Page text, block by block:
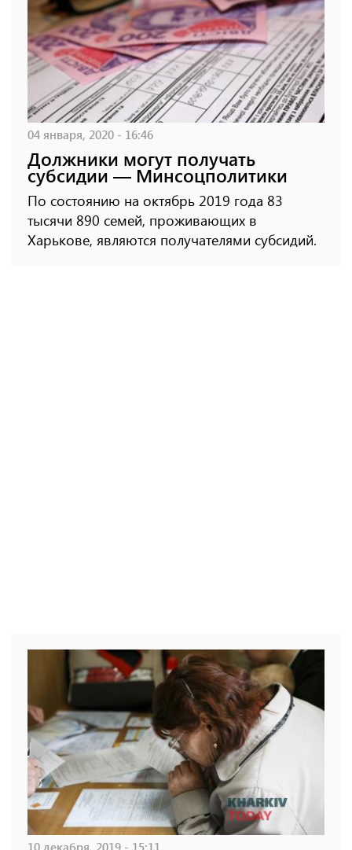
04 января, 2020 - 16:46
Должники могут получать
субсидии — Минсоцполитики
По состоянию на октябрь 2019 года 83
тысячи 890 семей, проживающих в
Харькове, являются получателями субсидий.
10 декабря, 2019 - 15:11